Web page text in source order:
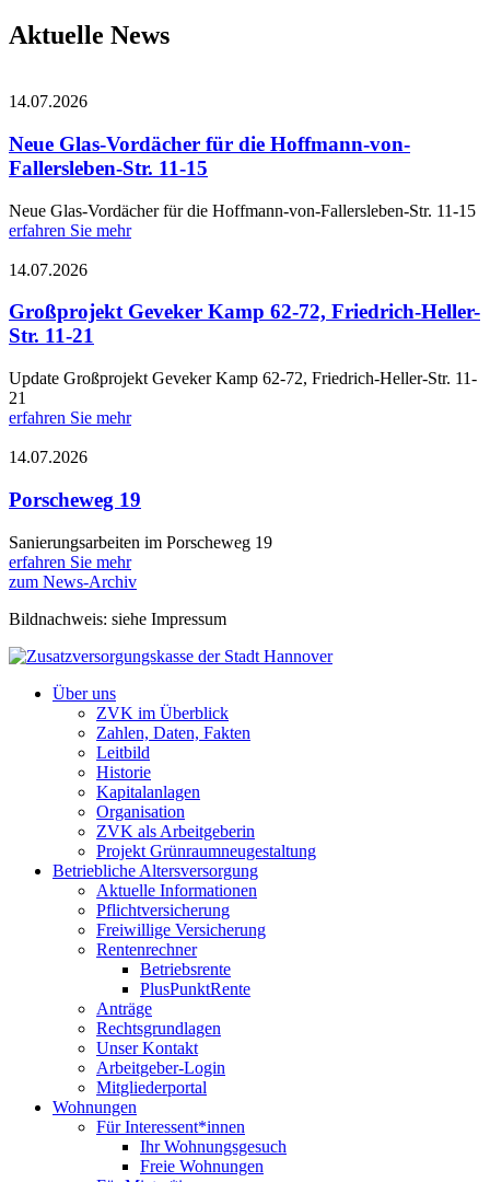
Aktuelle News
14.07.2026
Neue Glas-Vordächer für die Hoffmann-von-
Fallersleben-Str. 11-15
Neue Glas-Vordächer für die Hoffmann-von-Fallersleben-Str. 11-15
erfahren Sie mehr
14.07.2026
Großprojekt Geveker Kamp 62-72, Friedrich-Heller-
Str. 11-21
Update Großprojekt Geveker Kamp 62-72, Friedrich-Heller-Str. 11-
21
erfahren Sie mehr
14.07.2026
Porscheweg 19
Sanierungsarbeiten im Porscheweg 19
erfahren Sie mehr
zum News-Archiv
Bildnachweis: siehe Impressum
Über uns
ZVK im Überblick
Zahlen, Daten, Fakten
Leitbild
Historie
Kapitalanlagen
Organisation
ZVK als Arbeitgeberin
Projekt Grünraumneugestaltung
Betriebliche Altersversorgung
Aktuelle Informationen
Pflichtversicherung
Freiwillige Versicherung
Rentenrechner
Betriebsrente
PlusPunktRente
Anträge
Rechtsgrundlagen
Unser Kontakt
Arbeitgeber-Login
Mitgliederportal
Wohnungen
Für Interessent*innen
Ihr Wohnungsgesuch
Freie Wohnungen